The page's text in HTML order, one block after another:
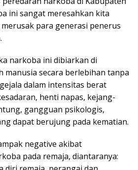
ini sangat meresahkan kita
para generasi penerus
narkoba ini dibiarkan di
manusia secara berlebihan tanpa
dalam intensitas berat
henti napas, kejang-
gangguan psikologis,
dapat berujung pada kematian.
negative akibat
pada remaja, diantaranya: